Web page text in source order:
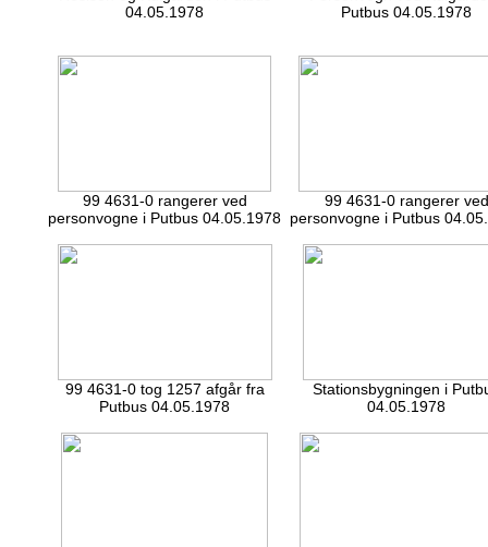
04.05.1978
Putbus 04.05.1978
99 4631-0 rangerer ved
personvogne i Putbus 04.05.1978
99 4631-0 rangerer ved
personvogne i Putbus
99 4631-0 tog 1257 afgår fra
Putbus 04.05.1978
Stationsbygningen i
04.05.1978